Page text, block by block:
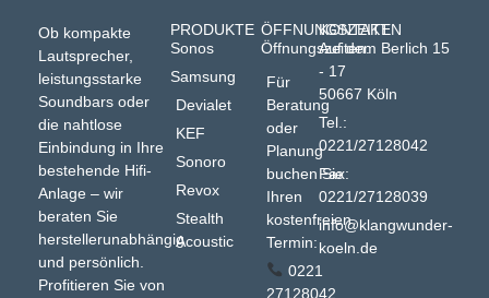
Ob kompakte
Lautsprecher,
leistungsstarke
Soundbars oder
die nahtlose
Einbindung in Ihre
bestehende Hifi-
Anlage – wir
beraten Sie
herstellerunabhängig
und persönlich.
Profitieren Sie von
PRODUKTE
Sonos
Samsung
Devialet
KEF
Sonoro
Revox
Stealth
Acoustic
ÖFFNUNGSZEITEN
Öffnungszeiten:
Für
Beratung
oder
Planung
buchen Sie
Ihren
kostenfreien
Termin:
0221
27128042
KONTAKT
Auf dem Berlich 15
- 17
50667 Köln
Tel.:
0221/27128042
Fax:
0221/27128039
info@klangwunder-
koeln.de